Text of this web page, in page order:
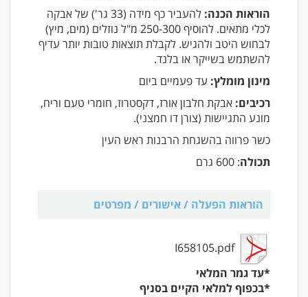
הוראות הכנה:
להעביר כף מידה (33 גר') של אבקה
לכלי מתאים. להוסיף 250-300 מ"ל נוזלים (מים, מיץ)
לבחוש היטב ולהגיש. לקבלת תוצאות טובות יותר עדיף
להשתמש בשייקר או בלנד.
מינון מומלץ: עד פעמיים ביום
רכיבים: אבקת חלבון אורז, דקסטרוז, חומרי טעם וריח,
מונע התגיישות (צורן דו חמצני).
כשר פרווה בהשגחת הרבנות ראש העין
תכולה: 600 גרם
הוראות הפעלה / אישורים / מפרטים
I658105.pdf
*עד גמר המלאי
*בכפוף למלאי הקיים בסניף